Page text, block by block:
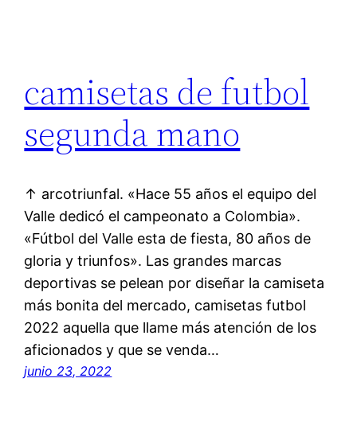
camisetas de futbol
segunda mano
↑ arcotriunfal. «Hace 55 años el equipo del
Valle dedicó el campeonato a Colombia».
«Fútbol del Valle esta de fiesta, 80 años de
gloria y triunfos». Las grandes marcas
deportivas se pelean por diseñar la camiseta
más bonita del mercado, camisetas futbol
2022 aquella que llame más atención de los
aficionados y que se venda…
junio 23, 2022